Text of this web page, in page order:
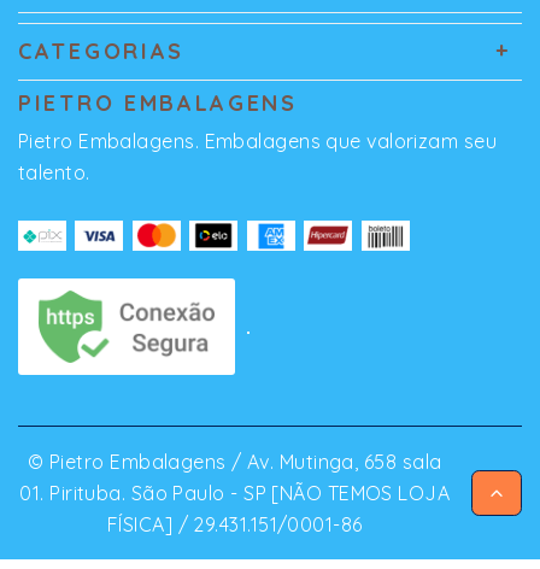
CATEGORIAS
PIETRO EMBALAGENS
Pietro Embalagens. Embalagens que valorizam seu
talento.
© Pietro Embalagens / Av. Mutinga, 658 sala
01. Pirituba. São Paulo - SP [NÃO TEMOS LOJA
FÍSICA] / 29.431.151/0001-86